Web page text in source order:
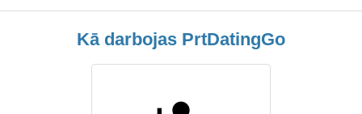
Kā darbojas PrtDatingGo